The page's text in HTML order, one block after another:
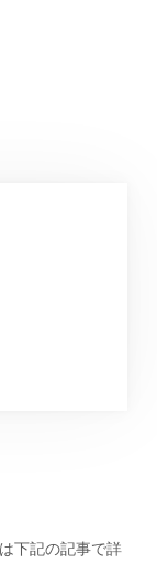
下記の記事で詳